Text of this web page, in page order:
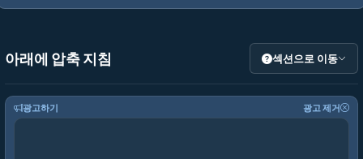
아래에 압축 지침 섹션으로 이동
광고하기 광고 제거